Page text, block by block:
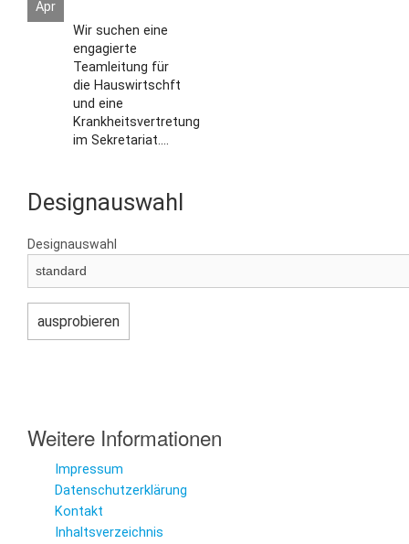
Apr
Wir suchen eine
engagierte
Teamleitung für
die Hauswirtschft
und eine
Krankheitsvertretung
im Sekretariat....
Designauswahl
Designauswahl
Weitere Informationen
Impressum
Datenschutzerklärung
Kontakt
Inhaltsverzeichnis